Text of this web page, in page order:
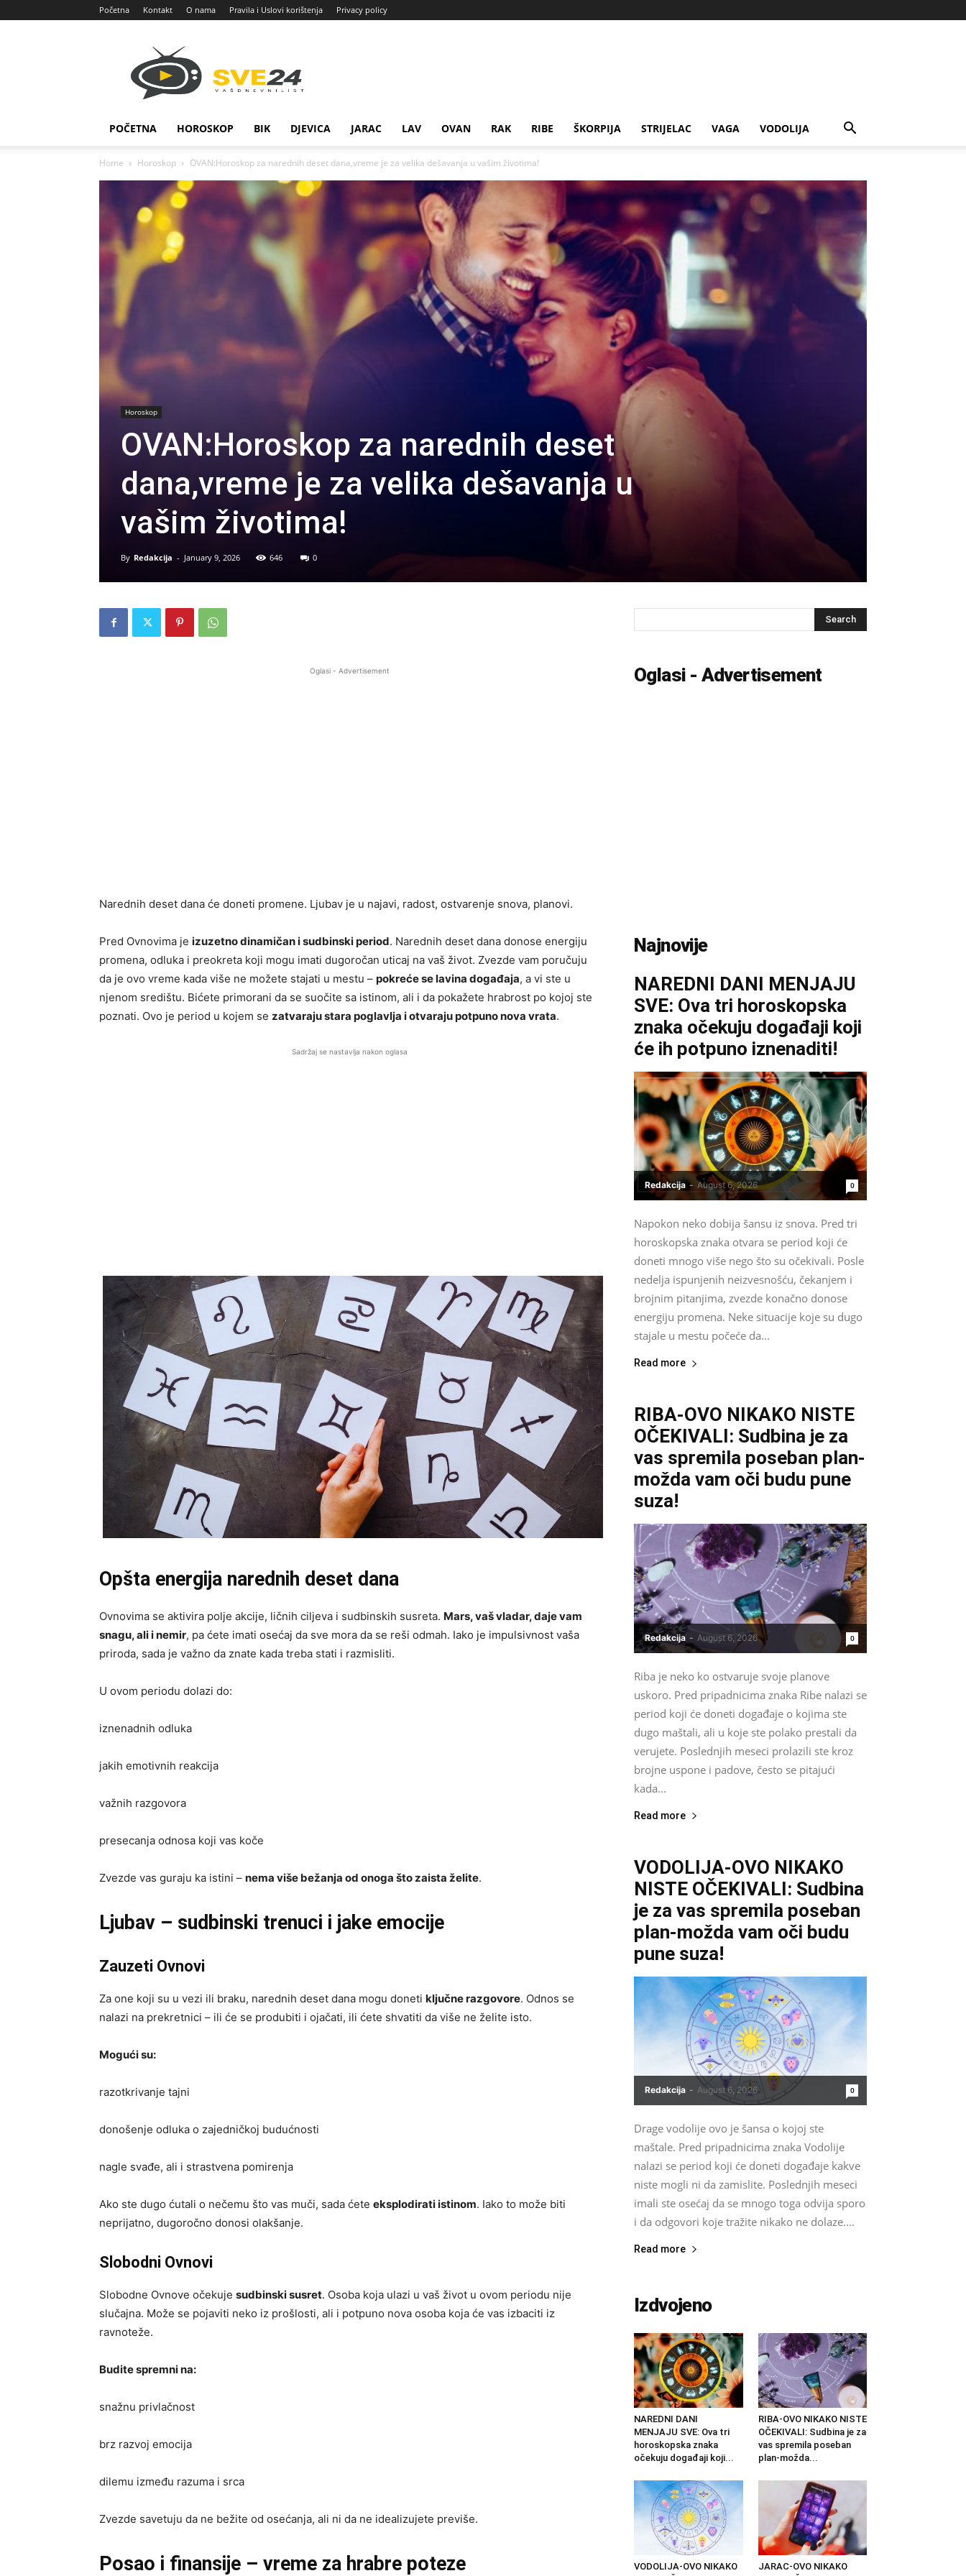
Početna Kontakt O nama Pravila i Uslovi korištenja Privacy policy
POČETNA HOROSKOP BIK DJEVICA JARAC LAV OVAN RAK RIBE ŠKORPIJA STRIJELAC VAGA VODOLIJA
Home Horoskop OVAN:Horoskop za narednih deset dana,vreme je za velika dešavanja u vašim životima!
Horoskop
OVAN:Horoskop za narednih deset
dana,vreme je za velika dešavanja u
vašim životima!
By Redakcija - January 9, 2026 646 0
Oglasi - Advertisement
Narednih deset dana će doneti promene. Ljubav je u najavi, radost, ostvarenje snova, planovi.
Pred Ovnovima je izuzetno dinamičan i sudbinski period. Narednih deset dana donose energiju
promena, odluka i preokreta koji mogu imati dugoročan uticaj na vaš život. Zvezde vam poručuju
da je ovo vreme kada više ne možete stajati u mestu – pokreće se lavina događaja, a vi ste u
njenom središtu. Bićete primorani da se suočite sa istinom, ali i da pokažete hrabrost po kojoj ste
poznati. Ovo je period u kojem se zatvaraju stara poglavlja i otvaraju potpuno nova vrata.
Sadržaj se nastavlja nakon oglasa
Opšta energija narednih deset dana
Ovnovima se aktivira polje akcije, ličnih ciljeva i sudbinskih susreta. Mars, vaš vladar, daje vam
snagu, ali i nemir, pa ćete imati osećaj da sve mora da se reši odmah. Iako je impulsivnost vaša
priroda, sada je važno da znate kada treba stati i razmisliti.
U ovom periodu dolazi do:
iznenadnih odluka
jakih emotivnih reakcija
važnih razgovora
presecanja odnosa koji vas koče
Zvezde vas guraju ka istini – nema više bežanja od onoga što zaista želite.
Ljubav – sudbinski trenuci i jake emocije
Zauzeti Ovnovi
Za one koji su u vezi ili braku, narednih deset dana mogu doneti ključne razgovore. Odnos se
nalazi na prekretnici – ili će se produbiti i ojačati, ili ćete shvatiti da više ne želite isto.
Mogući su:
razotkrivanje tajni
donošenje odluka o zajedničkoj budućnosti
nagle svađe, ali i strastvena pomirenja
Ako ste dugo ćutali o nečemu što vas muči, sada ćete eksplodirati istinom. Iako to može biti
neprijatno, dugoročno donosi olakšanje.
Slobodni Ovnovi
Slobodne Ovnove očekuje sudbinski susret. Osoba koja ulazi u vaš život u ovom periodu nije
slučajna. Može se pojaviti neko iz prošlosti, ali i potpuno nova osoba koja će vas izbaciti iz
ravnoteže.
Budite spremni na:
snažnu privlačnost
brz razvoj emocija
dilemu između razuma i srca
Zvezde savetuju da ne bežite od osećanja, ali ni da ne idealizujete previše.
Posao i finansije – vreme za hrabre poteze
Oglasi - Advertisement
Najnovije
NAREDNI DANI MENJAJU
SVE: Ova tri horoskopska
znaka očekuju događaji koji
će ih potpuno iznenaditi!
Redakcija - August 6, 2026 0
Napokon neko dobija šansu iz snova. Pred tri
horoskopska znaka otvara se period koji će
doneti mnogo više nego što su očekivali. Posle
nedelja ispunjenih neizvesnošću, čekanjem i
brojnim pitanjima, zvezde konačno donose
energiju promena. Neke situacije koje su dugo
stajale u mestu počeće da...
Read more
RIBA-OVO NIKAKO NISTE
OČEKIVALI: Sudbina je za
vas spremila poseban plan-
možda vam oči budu pune
suza!
Redakcija - August 6, 2026 0
Riba je neko ko ostvaruje svoje planove
uskoro. Pred pripadnicima znaka Ribe nalazi se
period koji će doneti događaje o kojima ste
dugo maštali, ali u koje ste polako prestali da
verujete. Poslednjih meseci prolazili ste kroz
brojne uspone i padove, često se pitajući
kada...
Read more
VODOLIJA-OVO NIKAKO
NISTE OČEKIVALI: Sudbina
je za vas spremila poseban
plan-možda vam oči budu
pune suza!
Redakcija - August 6, 2026 0
Drage vodolije ovo je šansa o kojoj ste
maštale. Pred pripadnicima znaka Vodolije
nalazi se period koji će doneti događaje kakve
niste mogli ni da zamislite. Poslednjih meseci
imali ste osećaj da se mnogo toga odvija sporo
i da odgovori koje tražite nikako ne dolaze....
Read more
Izdvojeno
NAREDNI DANI
MENJAJU SVE: Ova tri
horoskopska znaka
očekuju događaji koji...
RIBA-OVO NIKAKO NISTE
OČEKIVALI: Sudbina je za
vas spremila poseban
plan-možda...
VODOLIJA-OVO NIKAKO
JARAC-OVO NIKAKO